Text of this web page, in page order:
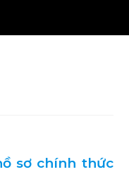
sơ chính thức